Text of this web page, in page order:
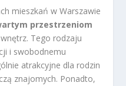
mieszkań w Warszawie
przestrzeniom
Tego rodzaju
i swobodnemu
atrakcyjne dla rodzin
znajomych. Ponadto,